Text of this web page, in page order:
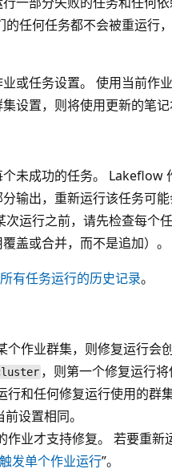
任何任务都不会被重运行
或任务设置。 使用当前作
设置，则将使用更新的笔记
未成功的任务。 Lakeflow
输出，重新运行该任务可
运行之前，请先检查每个
盖或合并，而不是追加）。
所有任务运行的历史记录。
个作业群集，则修复运行会
，则第一个修复运行
和任何修复运行使用的群
前设置相同。
作业才支持修复。 若要重
发单个作业运行”。